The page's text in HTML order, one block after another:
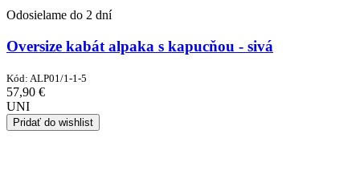
Odosielame do 2 dní
Oversize kabát alpaka s kapucňou - sivá
Kód: ALP01/1-1-5
57,90 €
UNI
Pridať do wishlist